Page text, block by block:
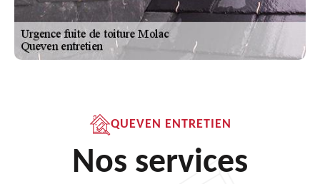
QUEVEN ENTRETIEN
Nos services